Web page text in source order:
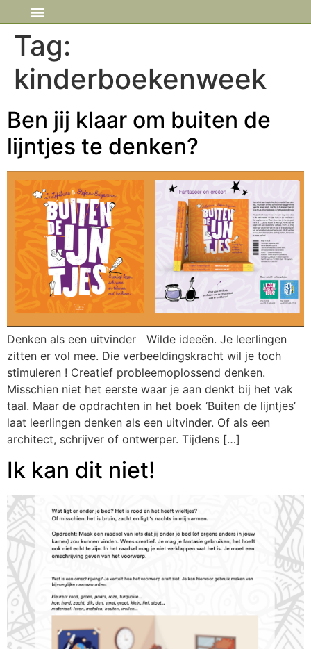
Tag:
kinderboekenweek
Ben jij klaar om buiten de
lijntjes te denken?
Denken als een uitvinder Wilde ideeën. Je leerlingen
zitten er vol mee. Die verbeeldingskracht wil je toch
stimuleren ! Creatief probleemoplossend denken.
Misschien niet het eerste waar je aan denkt bij het vak
taal. Maar de opdrachten in het boek ‘Buiten de lijntjes’
laat leerlingen denken als een uitvinder. Of als een
architect, schrijver of ontwerper. Tijdens […]
Ik kan dit niet!